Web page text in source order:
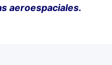
aeroespaciales.